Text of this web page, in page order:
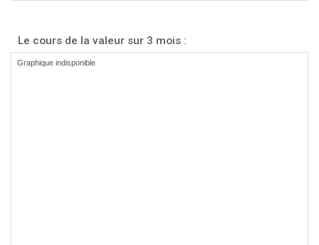
Le cours de la valeur sur 3 mois :